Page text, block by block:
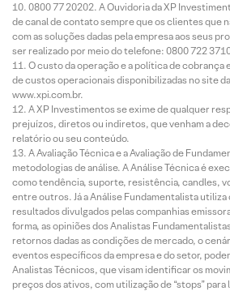
0800 77 20202. A Ouvidoria da XP
de canal de contato sempre que os clientes que
com as soluções dadas pela empresa aos seus
ser realizado por meio do telefone: 0800 722
O custo da operação e a política de cobrança
de custos operacionais disponibilizadas no site
www.xpi.com.br.
A XP Investimentos se exime de qualquer
prejuízos, diretos ou indiretos, que venham a
relatório ou seu conteúdo.
A Avaliação Técnica e a Avaliação de
metodologias de análise. A Análise Técnica é
como tendência, suporte, resistência, candles,
entre outros. Já a Análise Fundamentalista utiliza
resultados divulgados pelas companhias
forma, as opiniões dos Analistas
retornos dadas as condições de mercado, o
eventos específicos da empresa e do setor,
Analistas Técnicos, que visam identificar os
preços dos ativos, com utilização de “stops”